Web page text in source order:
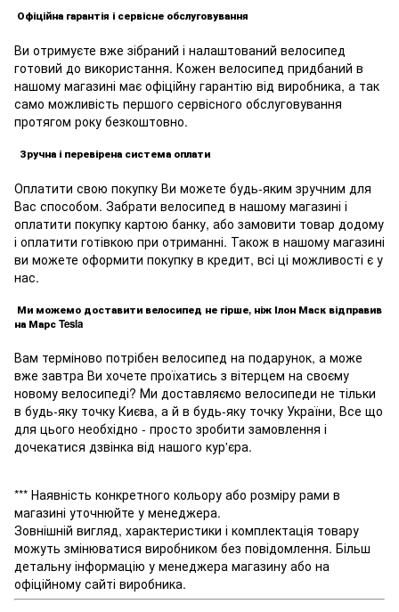
Офіційна гарантія і сервісне обслуговування
Ви отримуєте вже зібраний і налаштований велосипед
готовий до використання. Кожен велосипед придбаний в
нашому магазині має офіційну гарантію від виробника, а так
само можливість першого сервісного обслуговування
протягом року безкоштовно.
Зручна і перевірена система оплати
Оплатити свою покупку Ви можете будь-яким зручним для
Вас способом. Забрати велосипед в нашому магазині і
оплатити покупку картою банку, або замовити товар додому
і оплатити готівкою при отриманні. Також в нашому магазині
ви можете оформити покупку в кредит, всі ці можливості є у
нас.
Ми можемо доставити велосипед не гірше, ніж Ілон Маск відправив
на Марс Tesla
Вам терміново потрібен велосипед на подарунок, а може
вже завтра Ви хочете проїхатись з вітерцем на своєму
новому велосипеді? Ми доставляємо велосипеди не тільки
в будь-яку точку Києва, а й в будь-яку точку України, Все що
для цього необхідно - просто зробити замовлення і
дочекатися дзвінка від нашого кур'єра.
*** Наявність конкретного кольору або розміру рами в
магазині уточнюйте у менеджера.
Зовнішній вигляд, характеристики і комплектація товару
можуть змінюватися виробником без повідомлення. Більш
детальну інформацію у менеджера магазину або на
офіційному сайті виробника.